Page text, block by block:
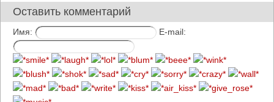
Оставить комментарий
Имя: E-mail: